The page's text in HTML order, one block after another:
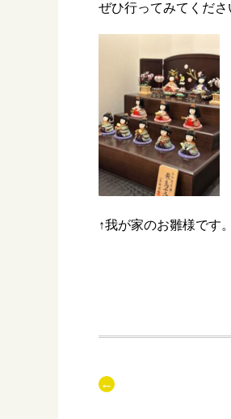
ぜひ行ってみてくださ
↑我が家のお雛様です。